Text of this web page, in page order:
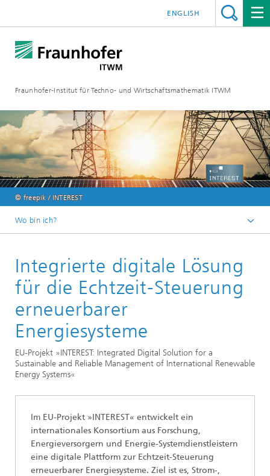
Fraunhofer-Institut für Techno- und Wirtschaftsmathematik ITWM
ENGLISH
© freepik / INTEREST
Wo bin ich?
Anwendungsfelder
Predictive Maintenance
Integrierte digitale Lösung
für die Echtzeit-Steuerung
erneuerbarer
Energiesysteme
EU-Projekt »INTEREST: Integrated Digital Solution for a
Sustainable and Reliable Management of International Renewable
Energy Systems«
Im EU-Projekt »INTEREST« entwickelt ein
internationales Konsortium aus Forschung,
Energieversorgern und Energie-Systemdienstleistern
eine digitale Plattform zur Echtzeit-Steuerung
erneuerbarer Energiesysteme. Ziel ist es, Strom-,